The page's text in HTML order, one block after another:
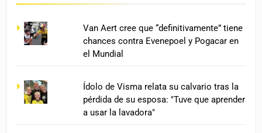
Van Aert cree que “definitivamente” tiene
chances contra Evenepoel y Pogacar en
el Mundial
Ídolo de Visma relata su calvario tras la
pérdida de su esposa: "Tuve que aprender
a usar la lavadora"